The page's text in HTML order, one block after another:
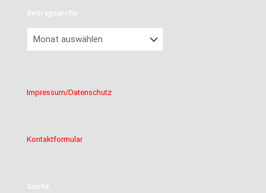
Beitragsarchiv
Impressum/Datenschutz
Kontaktformular
Suche